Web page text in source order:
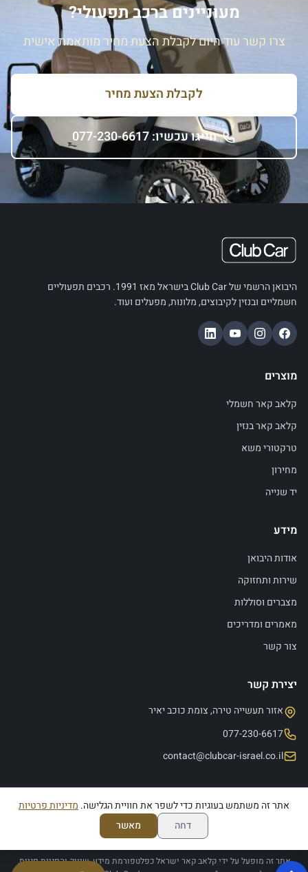
מעוניינים ברכב תפעולי?
צרו קשר עוד היום לקבלת הצעת מחיר מותאמת אישית
לקבלת הצעת מחיר
חייגו עכשיו: 077-230-6617
היבואן הרשמי של Club Car בישראל מאז 1991. רכבים תפעוליים
חשמליים ובנזין לקיבוצים, מלונות, מפעלים ועוד.
מוצרים
קלאב קאר חשמלי
קלאב קאר בנזין
טרקטורי משא
מחירון
יד שנייה
מידע
אודות היבואן
שירות ותחזוקה
מצברים וסוללות
מאמרים ומדריכים
צור קשר
יצירת קשר
אזור תעשייה טירה, צומת כוכב יאיר
077-230-6617
contact@clubcar-israel.co.il
הצהרת נגישותמדיניות פרטיותתנאי שימוש
אתר זה מופעל על ידי קלאב קאר ישראל כפלטפורמת מידע, שיווק והפניית פניות,
אתר זה משתמש בעוגיות כדי לשפר את חוויית הגלישה. מדיניות פרטיות
דחה
מאשר